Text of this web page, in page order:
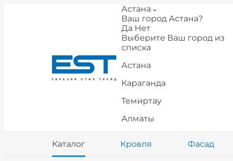
Астана
Ваш город Астана?
Да Нет
Выберите Ваш город из
списка
Астана
Караганда
Темиртау
Алматы
Каталог Кровля Фасад